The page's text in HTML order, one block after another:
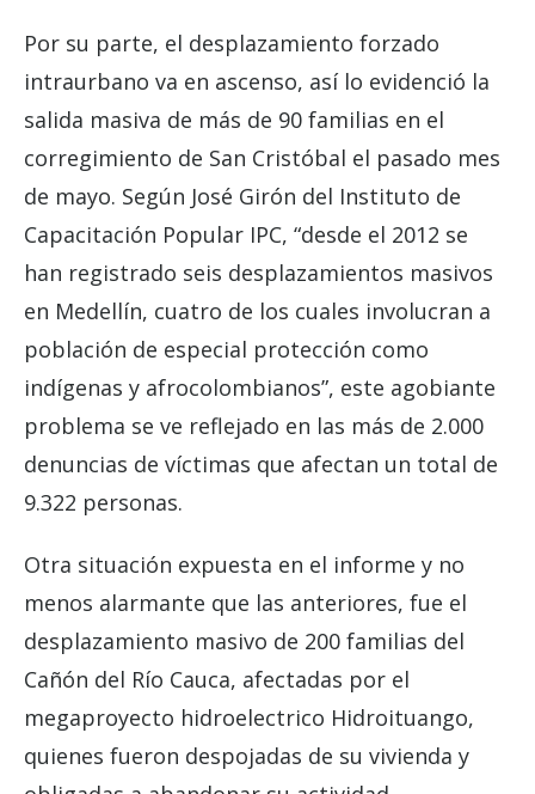
Por su parte, el desplazamiento forzado
intraurbano va en ascenso, así lo evidenció la
salida masiva de más de 90 familias en el
corregimiento de San Cristóbal el pasado mes
de mayo. Según José Girón del Instituto de
Capacitación Popular IPC, “desde el 2012 se
han registrado seis desplazamientos masivos
en Medellín, cuatro de los cuales involucran a
población de especial protección como
indígenas y afrocolombianos”, este agobiante
problema se ve reflejado en las más de 2.000
denuncias de víctimas que afectan un total de
9.322 personas.
Otra situación expuesta en el informe y no
menos alarmante que las anteriores, fue el
desplazamiento masivo de 200 familias del
Cañón del Río Cauca, afectadas por el
megaproyecto hidroelectrico Hidroituango,
quienes fueron despojadas de su vivienda y